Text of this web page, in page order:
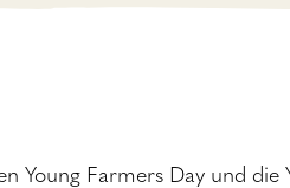
Young Farmers Day und